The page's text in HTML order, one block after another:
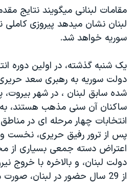
فرهنگ و زندگی
حقوق شهروندی
علم و فناوری
اسرائیل در جنگ
گالری عکس
آرشیو پخش زنده
مستندها
انتخابات ریاست جمهوری آمریکا ۲۰۲۴
رمز مهسا
ورزش زنان در ایران
اعتراضات زن، زندگی، آزادی
مجموعه مستندهای دادخواهی
تریبونال مردمی آبان ۹۸
دادگاه حمید نوری
چهل سال گروگان‌گیری
دنبال کنید
زبانهای مختلف
مقامات لبنانی ميگويند نتايج
لبنان نشان ميدهد پيروزی
سوريه خواهد شد.
يک شنبه گذشته، در اولين دوره
دولت سوريه به رهبری سعد
شده سابق لبنان ، در شهر بيروت،
ساکنان آن سنی مذهب هستند، به
انتخابات چهار مرحله ای در
پس از ترور رفيق حريری، نخست
اعتراض دسته جمعی بسياری از
دولت لبنان، و بالاخره با خروج
از 29 سال حضور در لبنان، صورت ميگيرد.